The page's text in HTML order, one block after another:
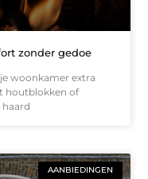
zonder gedoe
woonkamer extra
houtblokken of
haard
AANBIEDINGEN